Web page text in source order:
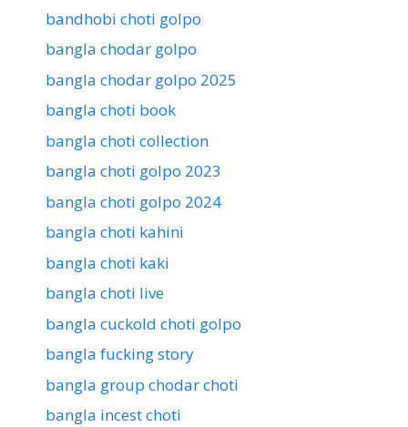
bandhobi choti golpo
bangla chodar golpo
bangla chodar golpo 2025
bangla choti book
bangla choti collection
bangla choti golpo 2023
bangla choti golpo 2024
bangla choti kahini
bangla choti kaki
bangla choti live
bangla cuckold choti golpo
bangla fucking story
bangla group chodar choti
bangla incest choti